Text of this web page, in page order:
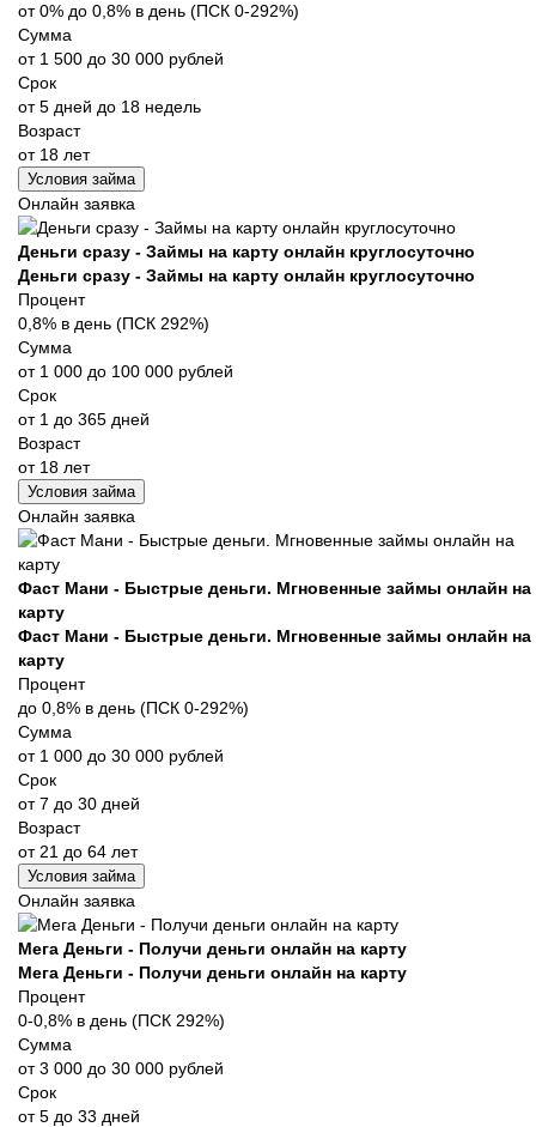
от 0% до 0,8% в день (ПСК 0-292%)
Сумма
от 1 500 до 30 000 рублей
Срок
от 5 дней до 18 недель
Возраст
от 18 лет
Условия займа
Онлайн заявка
Деньги сразу - Займы на карту онлайн круглосуточно
Деньги сразу - Займы на карту онлайн круглосуточно
Процент
0,8% в день (ПСК 292%)
Сумма
от 1 000 до 100 000 рублей
Срок
от 1 до 365 дней
Возраст
от 18 лет
Условия займа
Онлайн заявка
Фаст Мани - Быстрые деньги. Мгновенные займы онлайн на
карту
Фаст Мани - Быстрые деньги. Мгновенные займы онлайн на
карту
Процент
до 0,8% в день (ПСК 0-292%)
Сумма
от 1 000 до 30 000 рублей
Срок
от 7 до 30 дней
Возраст
от 21 до 64 лет
Условия займа
Онлайн заявка
Мега Деньги - Получи деньги онлайн на карту
Мега Деньги - Получи деньги онлайн на карту
Процент
0-0,8% в день (ПСК 292%)
Сумма
от 3 000 до 30 000 рублей
Срок
от 5 до 33 дней